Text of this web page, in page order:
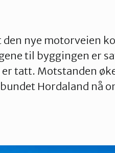
nye motorveien
til byggingen er
tatt. Motstanden
Hordaland nå